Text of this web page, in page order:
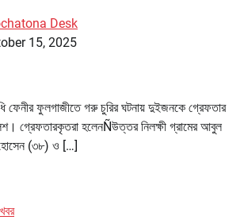
Desk
15, 2025
ফেনীর ফুলগাজীতে গরু চুরির ঘটনায় দুইজনকে গ্রেফতার
গ্রেফতারকৃতরা হলেনÑউত্তর নিলক্ষী গ্রামের আবুল
হোসেন (৩৮) ও […]